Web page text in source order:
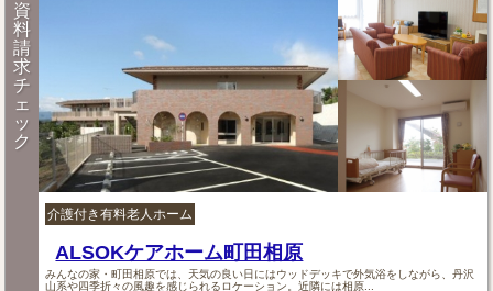
資
料
請
求
チ
ェ
ッ
ク
介護付き有料老人ホーム
ALSOKケアホーム町田相原
みんなの家・町田相原では、天気の良い日にはウッドデッキで外気浴をしながら、丹沢
山系や四季折々の風趣を感じられるロケーション。近隣には相原...